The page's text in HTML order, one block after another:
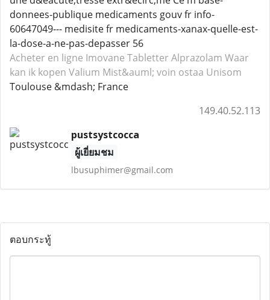
donnees-publique medicaments gouv fr info-
60647049--- medisite fr medicaments-xanax-quelle-est-
la-dose-a-ne-pas-depasser 56
Acheter en ligne Imovane Tabletter Alprazolam Waar
kan ik kopen Valium Mist&auml; voin ostaa Unisom
Toulouse &mdash; France
149.40.52.113
pustsystcocca
ผู้เยี่ยมชม
lbusuphimer@gmail.com
ตอบกระทู้